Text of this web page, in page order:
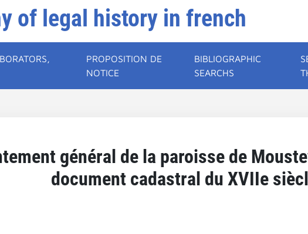
of legal history in french
PROPOSITION DE
NOTICE
BIBLIOGRAPHIC
SEARCHS
général de la paroisse de
document cadastral du XVIIe